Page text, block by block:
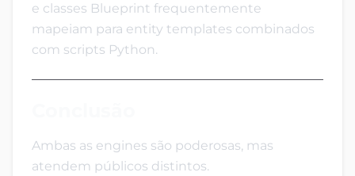
e classes Blueprint frequentemente
mapeiam para entity templates combinados
com scripts Python.
Ambas as engines são poderosas, mas
atendem públicos distintos.